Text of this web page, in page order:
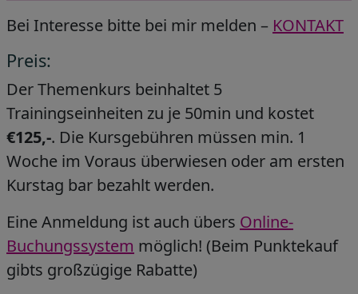
Bei Interesse bitte bei mir melden – KONTAKT
Preis:
Der Themenkurs beinhaltet 5
Trainingseinheiten zu je 50min und kostet
€125,-. Die Kursgebühren müssen min. 1
Woche im Voraus überwiesen oder am ersten
Kurstag bar bezahlt werden.
Eine Anmeldung ist auch übers Online-
Buchungssystem möglich! (Beim Punktekauf
gibts großzügige Rabatte)